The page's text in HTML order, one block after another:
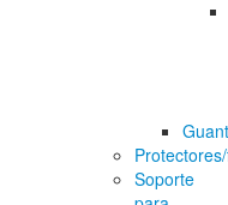
Soporte